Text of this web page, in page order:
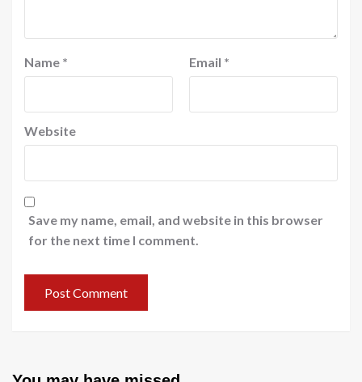
Name * Email *
Website
Save my name, email, and website in this browser
for the next time I comment.